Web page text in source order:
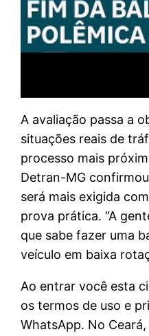
A avaliação passa a
situações reais de
processo mais
Detran-MG
será mais exigida
prova prática. “A
que sabe fazer uma
veículo em baixa
Ao entrar você esta
os termos de uso e
WhatsApp. No